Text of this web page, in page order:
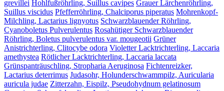
grevillei Hohlfußröhrling, Suillus cavipes Grauer Lärchenröhrling,
Suillus viscidus Pfefferröhrling, Chalciporus piperatus Mohrenkopf-
Milchling, Lactarius lignyotus Schwarzblauender Röhrling,
Cyanoboletus Pulverulentus Rosahütiger Schwarzblauender
Röhrling, Boletus pulverulentus var. mougeotii Grüner
Anistrichterling, Clitocybe odora Violetter Lacktrichterling, Laccaria
amethystea Rötlicher Lacktrichterling, Laccaria laccata
Grünspanträuschling, Stropharia Aeruginosa Fichtenreizker,
Lactarius deterrimus Judasohr, Holunderschwammpilz, Auricularia
auricula judae Zitterzahn, Eispilz, Pseudohydnum gelatinosum